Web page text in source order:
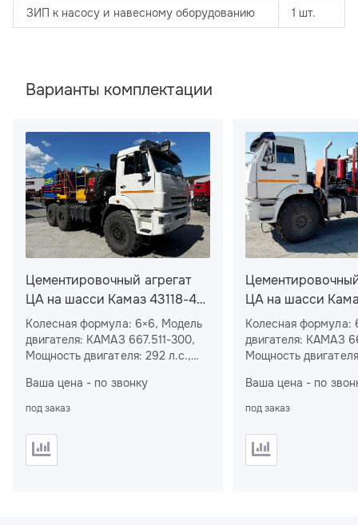
ЗИП к насосу и навесному оборудованию 1 шт.
Варианты комплектации
Цементировочный агрегат
ЦА на шасси Камаз 43118-48
(плунжерный насос)
Колесная формула: 6×6, Модель
двигателя: КАМАЗ 667.511-300,
Мощность двигателя: 292 л.с.,
плунжерный, Водоподающий
блок: нет
Ваша цена - по звонку
под заказ
ЦА на шасси
с ВПБ
Колесная формула: 6×6,
двигателя: КАМАЗ
Мощность
плунжерный, Водоподающий
блок: есть
Ваша цена - по
под заказ